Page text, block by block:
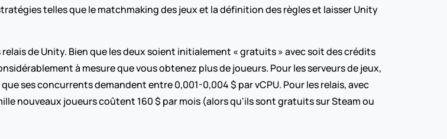
telles que le matchmaking des jeux et la définition des règles et laisser Unity
de Unity. Bien que les deux soient initialement « gratuits » avec soit des crédits
à mesure que vous obtenez plus de joueurs. Pour les serveurs de jeux,
ses concurrents demandent entre 0,001-0,004 $ par vCPU. Pour les relais, avec
nouveaux joueurs coûtent 160 $ par mois (alors qu'ils sont gratuits sur Steam ou